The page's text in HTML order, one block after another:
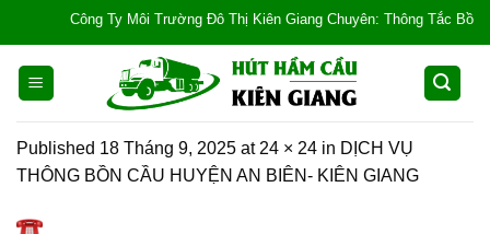
content
Công Ty Môi Trường Đô Thị Kiên Giang Chuyên: Thông Tắc Bồn
Published 18 Tháng 9, 2025 at 24 × 24 in DỊCH VỤ
THÔNG BỒN CẦU HUYỆN AN BIÊN- KIÊN GIANG